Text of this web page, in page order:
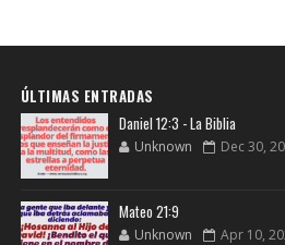
ÚLTIMAS ENTRADAS
Daniel 12:3 - La Biblia
Unknown Dec 30,
Mateo 21:9
Unknown Apr 10,